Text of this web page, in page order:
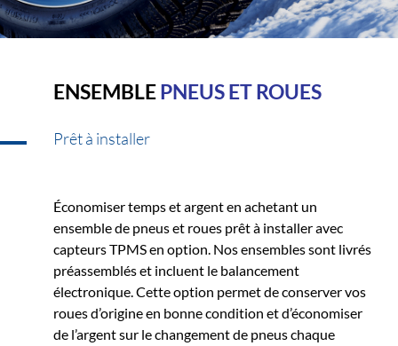
ENSEMBLEPNEUS ET ROUES
Prêt à installer
Économiser temps et argent en achetant un
ensemble de pneus et roues prêt à installer avec
capteurs TPMS en option. Nos ensembles sont livrés
préassemblés et incluent le balancement
électronique. Cette option permet de conserver vos
roues d’origine en bonne condition et d’économiser
de l’argent sur le changement de pneus chaque